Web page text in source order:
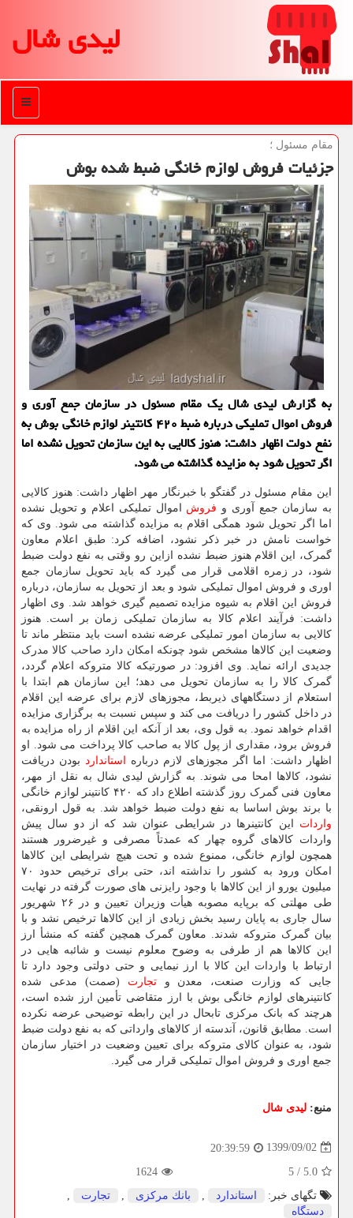
لیدی شال
منو
مقام مسئول ؛
جزئیات فروش لوازم خانگی ضبط شده بوش
به گزارش لیدی شال یك مقام مسئول در سازمان جمع آوری و
فروش اموال تملیكی درباره ضبط ۴۲۰ كانتینر لوازم خانگی بوش به
نفع دولت اظهار داشت: هنوز كالایی به این سازمان تحویل نشده اما
اگر تحویل شود به مزایده گذاشته می شود.
این مقام مسئول در گفتگو با خبرنگار مهر اظهار داشت: هنوز کالایی
به سازمان جمع آوری و فروش اموال تملیکی اعلام و تحویل نشده
اما اگر تحویل شود همگی اقلام به مزایده گذاشته می شود. وی که
خواست نامش در خبر ذکر نشود، اضافه کرد: طبق اعلام معاون
گمرک، این اقلام هنوز ضبط نشده ازاین رو وقتی به نفع دولت ضبط
شود، در زمره اقلامی قرار می گیرد که باید تحویل سازمان جمع
اوری و فروش اموال تملیکی شود و بعد از تحویل به سازمان، درباره
فروش این اقلام به شیوه مزایده تصمیم گیری خواهد شد. وی اظهار
داشت: فرآیند اعلام کالا به سازمان تملیکی زمان بر است. هنوز
کالایی به سازمان امور تملیکی عرضه نشده است باید منتظر ماند تا
وضعیت این کالاها مشخص شود چونکه امکان دارد صاحب کالا مدرک
جدیدی ارائه نماید. وی افزود: در صورتیکه کالا متروکه اعلام گردد،
گمرک کالا را به سازمان تحویل می دهد؛ این سازمان هم ابتدا با
استعلام از دستگاههای ذیربط، مجوزهای لازم برای عرضه این اقلام
در داخل کشور را دریافت می کند و سپس نسبت به برگزاری مزایده
اقدام خواهد نمود. به قول وی، بعد از آنکه این اقلام از راه مزایده به
فروش برود، مقداری از پول کالا به صاحب کالا پرداخت می شود. او
اظهار داشت: اما اگر مجوزهای لازم درباره
استاندارد بودن دریافت
نشود، کالاها امحا می شوند. به گزارش لیدی شال به نقل از مهر،
معاون فنی گمرک روز گذشته اطلاع داد که ۴۲۰ کانتینر لوازم خانگی
با برند بوش اساسا به نفع دولت ضبط خواهد شد. به قول ارونقی،
واردات این کانتینرها در شرایطی عنوان شد که از دو سال پیش
واردات کالاهای گروه چهار که عمدتاً مصرفی و غیرضرور هستند
همچون لوازم خانگی، ممنوع شده و تحت هیچ شرایطی این کالاها
امکان ورود به کشور را نداشته اند، حتی برای ترخیص حدود ۷۰
میلیون یورو از این کالاها با وجود رایزنی های صورت گرفته در نهایت
طی مهلتی که برپایه مصوبه هیأت وزیران تعیین و در ۲۶ شهریور
سال جاری به پایان رسید بخش زیادی از این کالاها ترخیص نشد و با
بیان گمرک متروکه شدند. معاون گمرک همچین گفته که منشأ ارز
این کالاها هم از طرفی به وضوح معلوم نیست و شائبه هایی در
ارتباط با واردات این کالا با ارز نیمایی و حتی دولتی وجود دارد تا
جایی که وزارت صنعت، معدن وتجارت (صمت) مدعی شده
کانتینرهای لوازم خانگی بوش با ارز متقاضی تأمین ارز شده است،
هرچند که بانک مرکزی تابحال در این رابطه توضیحی عرضه نکرده
است. مطابق قانون، آندسته از کالاهای وارداتی که به نفع دولت ضبط
شود، به عنوان کالای متروکه برای تعیین وضعیت در اختیار سازمان
جمع اوری و فروش اموال تملیکی قرار می گیرد.
منبع: لیدی شال
1399/09/02
20:39:59
5.0
/
5
1624
تگهای خبر:
استاندارد بانك مركزی تجارت
دستگاه